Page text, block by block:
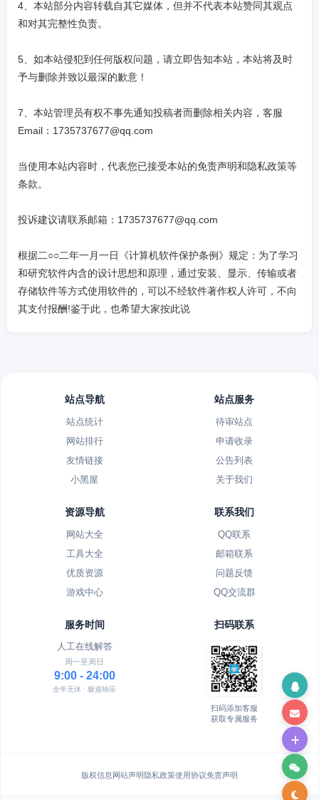
4、本站部分内容转载自其它媒体，但并不代表本站赞同其观点
和对其完整性负责。
5、如本站侵犯到任何版权问题，请立即告知本站，本站将及时
予与删除并致以最深的歉意！
7、本站管理员有权不事先通知投稿者而删除相关内容，客服
Email：1735737677@qq.com
当使用本站内容时，代表您已接受本站的免责声明和隐私政策等
条款。
投诉建议请联系邮箱：1735737677@qq.com
根据二○○二年一月一日《计算机软件保护条例》规定：为了学习
和研究软件内含的设计思想和原理，通过安装、显示、传输或者
存储软件等方式使用软件的，可以不经软件著作权人许可，不向
其支付报酬!鉴于此，也希望大家按此说
站点导航
站点统计
网站排行
友情链接
小黑屋
站点服务
待审站点
申请收录
公告列表
关于我们
资源导航
网站大全
工具大全
优质资源
游戏中心
联系我们
QQ联系
邮箱联系
问题反馈
QQ交流群
服务时间
人工在线解答
周一至周日
9:00 - 24:00
全年无休 · 极速响应
扫码联系
扫码添加客服
获取专属服务
版权信息 网站声明隐私政策使用协议免责声明